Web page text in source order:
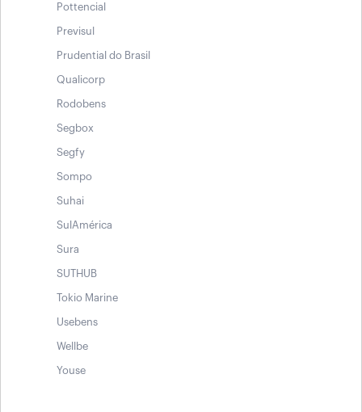
Pottencial
Previsul
Prudential do Brasil
Qualicorp
Rodobens
Segbox
Segfy
Sompo
Suhai
SulAmérica
Sura
SUTHUB
Tokio Marine
Usebens
Wellbe
Youse